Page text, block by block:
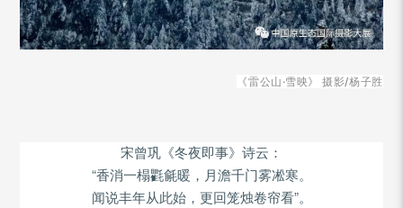
《雷公山·雪映》 摄影/杨子胜
宋曾巩《冬夜即事》诗云：
“香消一榻氍毹暖，月澹千门雾凇寒。
闻说丰年从此始，更回笼烛卷帘看”。